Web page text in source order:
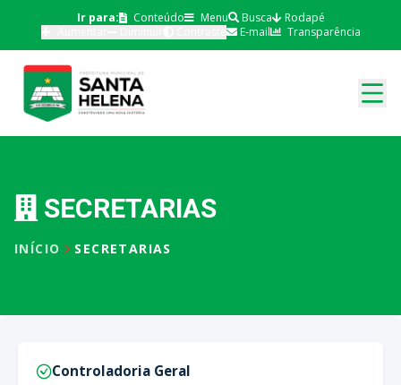
Ir para: Conteúdo Menu Busca
Rodapé
E-mail Transparência
SECRETARIAS
INÍCIO SECRETARIAS
Controladoria Geral